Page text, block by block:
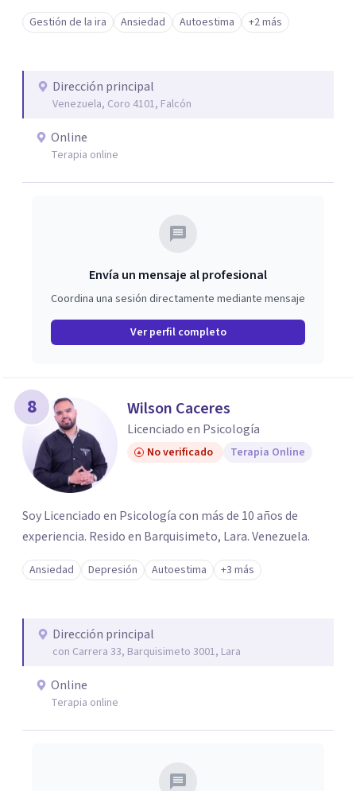
emocionales. Actualmente realizo consultas
psicológicas en modalidad online, ofreciendo un servicio
necesidades de cada paciente.
Gestión de la ira Ansiedad Autoestima +2 más
Dirección principal
Venezuela, Coro 4101, Falcón
Online
Terapia online
Envía un mensaje al profesional
Coordina una sesión directamente mediante mensaje
Ver perfil completo
8 Wilson Caceres
Licenciado en Psicología
No verificado Terapia Online
Soy Licenciado en Psicología con más de 10 años de
experiencia. Resido en Barquisimeto, Lara. Venezuela.
Ansiedad Depresión Autoestima +3 más
Dirección principal
con Carrera 33, Barquisimeto 3001, Lara
Online
Terapia online